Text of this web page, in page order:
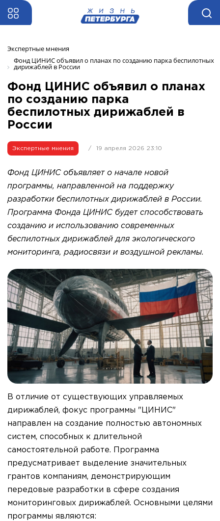
Экспертные мнения
Фонд ЦИНИС объявил о планах по созданию парка беспилотных
дирижаблей в России
Фонд ЦИНИС объявил о планах
по созданию парка
беспилотных дирижаблей в
России
Экспертные мнения / 19 апреля 2026 23:10
Фонд ЦИНИС объявляет о начале новой
программы, направленной на поддержку
разработки беспилотных дирижаблей в России.
Программа Фонда ЦИНИС будет способствовать
созданию и использованию современных
беспилотных дирижаблей для экологического
мониторинга, радиосвязи и воздушной рекламы.
В отличие от существующих управляемых
дирижаблей, фокус программы "ЦИНИС"
направлен на создание полностью автономных
систем, способных к длительной
самостоятельной работе. Программа
предусматривает выделение значительных
грантов компаниям, демонстрирующим
передовые разработки в сфере создания
мониторинговых дирижаблей. Основными целями
программы являются: